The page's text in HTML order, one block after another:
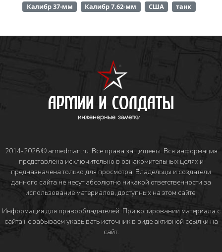
Калибр 37-мм
Калибр 7.62-мм США танк
2014-2026 © armedman.ru. Все права защищены. Вся информация
представлена исключительно в ознакомительных целях и
предназначена только для просмотра. Владельцы и создатели
данного сайта не несут абсолютно никакой ответственности за
использование материалов, доступных на этом сайте.
Информация для правообладателей. При копировании материала с
сайта не забываем указывать источник в виде активной ссылки на
сайт.